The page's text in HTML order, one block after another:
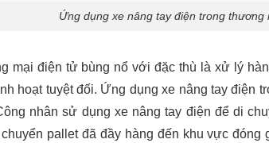
Ứng dụng xe nâng tay điện trong thương
mại điện tử bùng nổ với đặc thù là xử lý
hoạt tuyệt đối. Ứng dụng xe nâng tay điện
nhân sử dụng xe nâng tay điện để di
pallet đã đầy hàng đến khu vực